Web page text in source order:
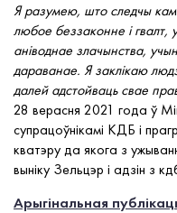
Я разумею, што следчы
любое беззаконне і гвалт,
аніводнае злачынства,
дараванае. Я заклікаю
далей адстойваць свае
28 верасня 2021 года ў
супрацоўнікамі КДБ і
кватэру да якога з
выніку Зельцэр і адзін з
Арыгінальная